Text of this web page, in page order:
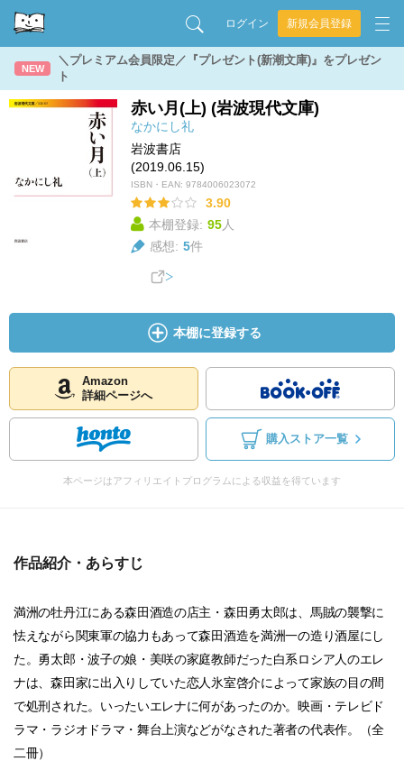
ログイン 新規会員登録
NEW
＼プレミアム会員限定／『プレゼント(新潮文庫)』をプレゼン
ト
赤い月(上) (岩波現代文庫)
なかにし礼
岩波書店
(2019.06.15)
ISBN・EAN: 9784006023072
3.90
本棚登録: 95人
感想: 5件
本棚に登録する
Amazon
詳細ページへ
購入ストア一覧
本ページはアフィリエイトプログラムによる収益を得ています
作品紹介・あらすじ
満洲の牡丹江にある森田酒造の店主・森田勇太郎は、馬賊の襲撃に
怯えながら関東軍の協力もあって森田酒造を満洲一の造り酒屋にし
た。勇太郎・波子の娘・美咲の家庭教師だった白系ロシア人のエレ
ナは、森田家に出入りしていた恋人氷室啓介によって家族の目の間
で処刑された。いったいエレナに何があったのか。映画・テレビド
ラマ・ラジオドラマ・舞台上演などがなされた著者の代表作。（全
二冊）